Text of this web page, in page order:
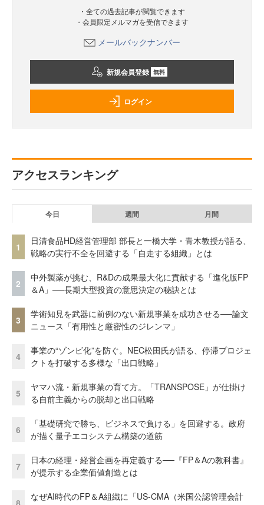
・全ての過去記事が閲覧できます
・会員限定メルマガを受信できます
メールバックナンバー
新規会員登録 無料
ログイン
アクセスランキング
今日 週間 月間
1
日清食品HD経営管理部 部長と一橋大学・青木教授が語る、
戦略の実行不全を回避する「自走する組織」とは
2
中外製薬が挑む、R&Dの成果最大化に貢献する「進化版FP
＆A」──長期大型投資の意思決定の秘訣とは
3
学術知見を武器に前例のない新規事業を成功させる──論文
ニュース「有用性と厳密性のジレンマ」
4
事業の“ゾンビ化”を防ぐ。NEC松田氏が語る、停滞プロジェ
クトを打破する多様な「出口戦略」
5
ヤマハ流・新規事業の育て方。「TRANSPOSE」が仕掛け
る自前主義からの脱却と出口戦略
6
「基礎研究で勝ち、ビジネスで負ける」を回避する。政府
が描く量子エコシステム構築の道筋
7
日本の経理・経営企画を再定義する──『FP＆Aの教科書』
が提示する企業価値創造とは
8
なぜAI時代のFP＆A組織に「US-CMA（米国公認管理会計